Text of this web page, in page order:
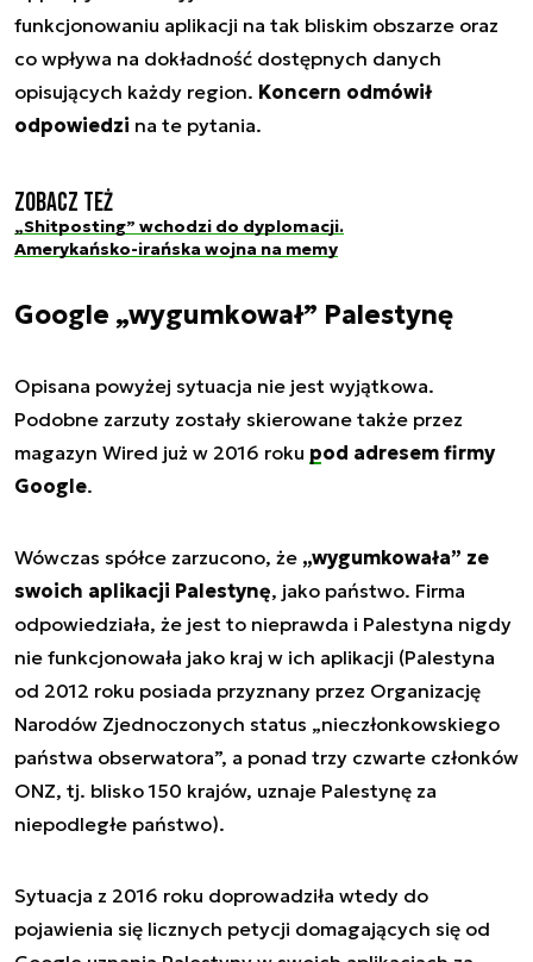
funkcjonowaniu aplikacji na tak bliskim obszarze oraz
co wpływa na dokładność dostępnych danych
opisujących każdy region. Koncern odmówił
odpowiedzi na te pytania.
Zobacz też
„Shitposting” wchodzi do dyplomacji.
Amerykańsko-irańska wojna na memy
Google „wygumkował” Palestynę
Opisana powyżej sytuacja nie jest wyjątkowa.
Podobne zarzuty zostały skierowane także przez
magazyn Wired już w 2016 roku pod adresem firmy
Google.
Wówczas spółce zarzucono, że „wygumkowała” ze
swoich aplikacji Palestynę, jako państwo. Firma
odpowiedziała, że jest to nieprawda i Palestyna nigdy
nie funkcjonowała jako kraj w ich aplikacji (Palestyna
od 2012 roku posiada przyznany przez Organizację
Narodów Zjednoczonych status „nieczłonkowskiego
państwa obserwatora”, a ponad trzy czwarte członków
ONZ, tj. blisko 150 krajów, uznaje Palestynę za
niepodległe państwo).
Sytuacja z 2016 roku doprowadziła wtedy do
pojawienia się licznych petycji domagających się od